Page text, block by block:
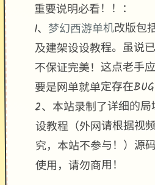
重要说明必看！！：
1、梦幻西游单机改版包
及建架设设教程。虽说
不保证完美！这点老手
要是网单就单定存在
2、本站录制了详细的
设教程（外网请根据视
究，本站不参与！）源
使用，请勿商用！